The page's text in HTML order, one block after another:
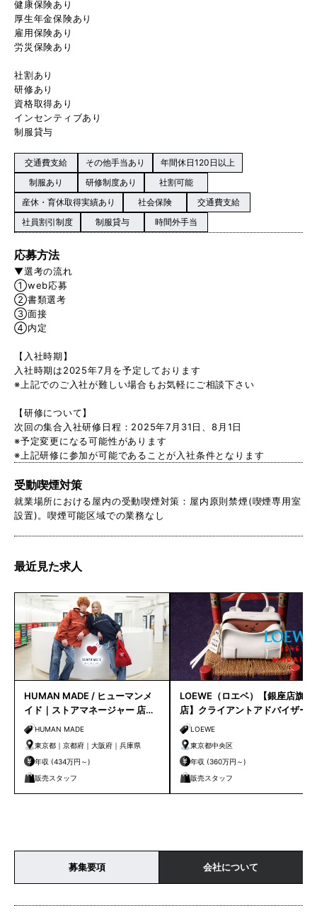
健康保険あり
厚生年金保険あり
雇用保険あり
労災保険あり
社割あり
研修あり
資格取得あり
インセンティブあり
制服貸与
交通費支給 その他手当あり
年間休日120日以上
制服あり
研修制度あり
社割可能
産休・育休取得実績あり
社会保険
交通費支給
社員割引制度
制服貸与 時間外手当
応募方法
▼選考の流れ
①web応募
②書類選考
③面接
④内定
【入社時期】
入社時期は2025年7月を予定しております
※上記でのご入社が難しい場合もお気軽にご相談下さい
【研修について】
次回の集合入社研修日程：2025年7月31日、8月1日
※予定変更になる可能性があります
※上記研修に参加が可能であることが入社条件となります
受動喫煙対策
就業場所における屋内の受動喫煙対策：屋内原則禁煙(喫煙専用室
設置)。喫煙可能区域での業務なし
最近見た求人
HUMAN MADE / ヒューマンメ
イド｜ストアマネージャー 店長
候補HUMAN MADE
東京都｜京都府｜大阪府｜兵庫県
年収 (434万円～)
販売スタッフ
LOEWE（ロエベ）【銀座店旗艦
店】クライアントアドバイザー
／シニアクライアントアドバイ
ザー募集
LOEWE
東京都中央区
年収 (360万円～)
販売スタッフ
募集要項 会社について